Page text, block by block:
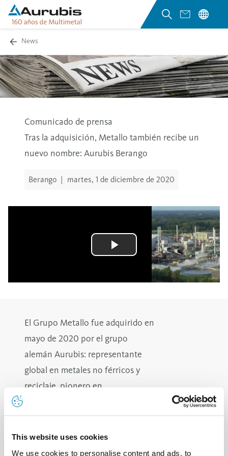
This website uses cookies
We use cookies to personalise content and ads, to
News
Comunicado de prensa
Tras la adquisición, Metallo también recibe un
nuevo nombre: Aurubis Berango
Berango | martes, 1 de diciembre de 2020
El Grupo Metallo fue adquirido en
mayo de 2020 por el grupo
alemán Aurubis: representante
global en metales no férricos y
reciclaje, pionero en
Metallo Spain pasa a llamarse Aurubis
Berango.